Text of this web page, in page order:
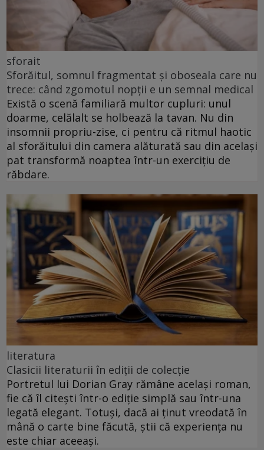
sforait
Sforăitul, somnul fragmentat și oboseala care nu
trece: când zgomotul nopții e un semnal medical
Există o scenă familiară multor cupluri: unul
doarme, celălalt se holbează la tavan. Nu din
insomnii propriu-zise, ci pentru că ritmul haotic
al sforăitului din camera alăturată sau din același
pat transformă noaptea într-un exercițiu de
răbdare.
literatura
Clasicii literaturii în ediții de colecție
Portretul lui Dorian Gray rămâne același roman,
fie că îl citești într-o ediție simplă sau într-una
legată elegant. Totuși, dacă ai ținut vreodată în
mână o carte bine făcută, știi că experiența nu
este chiar aceeași.